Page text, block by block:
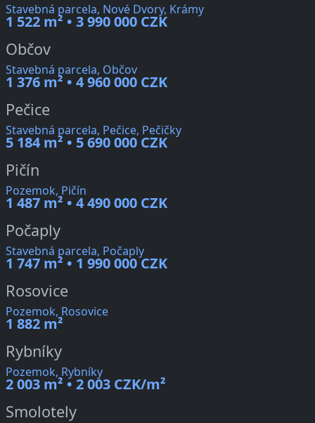
Stavebná parcela, Nové Dvory, Krámy
1 522 m² • 3 990 000 CZK
Občov
Stavebná parcela, Občov
1 376 m² • 4 960 000 CZK
Pečice
Stavebná parcela, Pečice, Pečičky
5 184 m² • 5 690 000 CZK
Pičín
Pozemok, Pičín
1 487 m² • 4 490 000 CZK
Počaply
Stavebná parcela, Počaply
1 747 m² • 1 990 000 CZK
Rosovice
Pozemok, Rosovice
1 882 m²
Rybníky
Pozemok, Rybníky
2 003 m² • 2 003 CZK/m²
Smolotely